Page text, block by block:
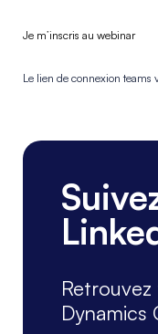
Je m’inscris au webinar
Le lien de connexion teams
Dynamics